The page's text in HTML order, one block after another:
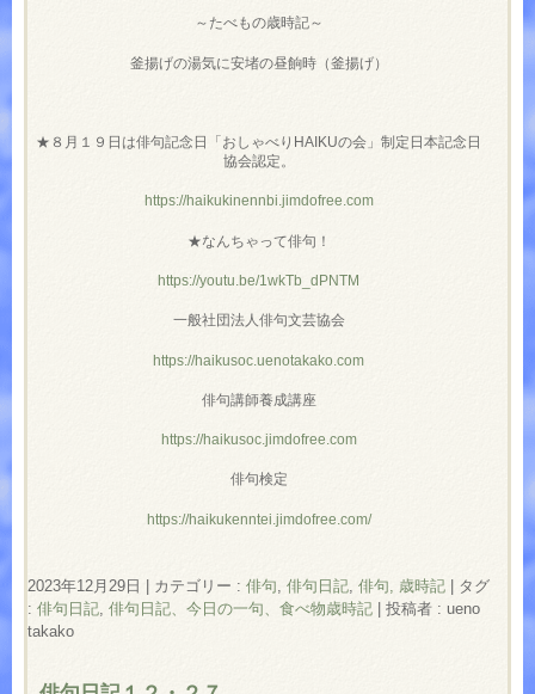
～たべもの歳時記～
釜揚げの湯気に安堵の昼餉時（釜揚げ）
★８月１９日は俳句記念日「おしゃべりHAIKUの会」制定日本記念日
協会認定。
https://haikukinennbi.jimdofree.com
★なんちゃって俳句！
https://youtu.be/1wkTb_dPNTM
一般社団法人俳句文芸協会
https://haikusoc.uenotakako.com
俳句講師養成講座
https://haikusoc.jimdofree.com
俳句検定
https://haikukenntei.jimdofree.com/
2023年12月29日 カテゴリー : 俳句, 俳句日記, 俳句, 歳時記
タグ
: 俳句日記, 俳句日記、今日の一句、食べ物歳時記
投稿者 : ueno
takako